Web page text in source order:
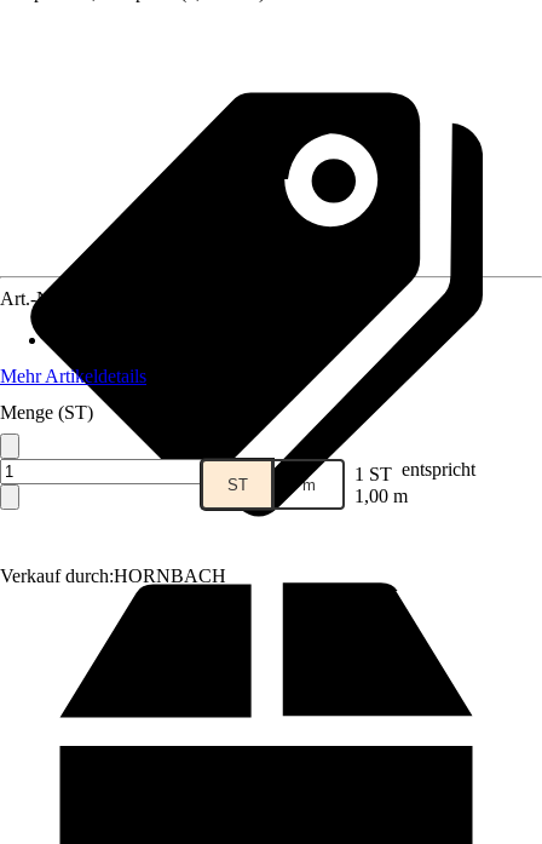
Verkauf durch:HORNBACH
Art.-Nr.
Mehr Artikeldetails
Menge (ST)
ST m 1 ST entspricht
1,00 m